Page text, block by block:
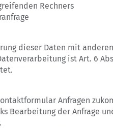
Rechners
dieser Daten mit
ist Art. 6
Anfragen
Bearbeitung der Anfrage